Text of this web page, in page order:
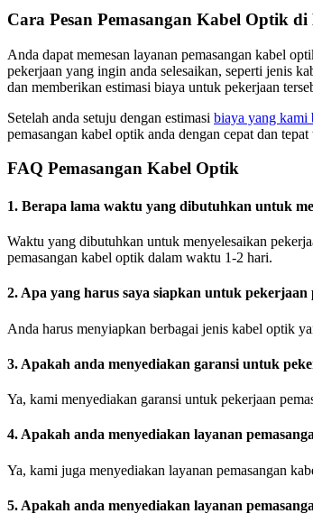
Cara Pesan Pemasangan Kabel Optik di
Anda dapat memesan layanan pemasangan kabel
pekerjaan yang ingin anda selesaikan, seperti jenis
dan memberikan estimasi biaya untuk pekerjaan
Setelah anda setuju dengan estimasi biaya yang kami
pemasangan kabel optik anda dengan cepat dan
FAQ Pemasangan Kabel Optik
1. Berapa lama waktu yang dibutuhkan untuk
Waktu yang dibutuhkan untuk menyelesaikan
pemasangan kabel optik dalam waktu 1-2 hari.
2. Apa yang harus saya siapkan untuk pekerjaan
Anda harus menyiapkan berbagai jenis kabel optik
3. Apakah anda menyediakan garansi untuk
Ya, kami menyediakan garansi untuk pekerjaan
4. Apakah anda menyediakan layanan
Ya, kami juga menyediakan layanan pemasangan
5. Apakah anda menyediakan layanan